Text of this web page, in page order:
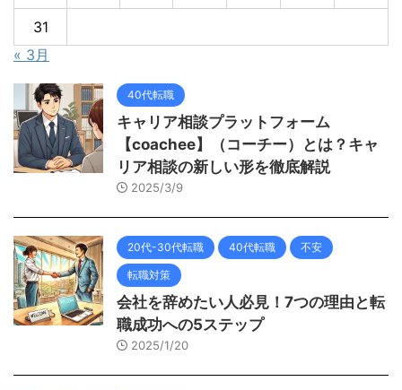
31
« 3月
40代転職
キャリア相談プラットフォーム
【coachee】（コーチー）とは？キャ
リア相談の新しい形を徹底解説
2025/3/9
20代-30代転職 40代転職 不安
転職対策
会社を辞めたい人必見！7つの理由と転
職成功への5ステップ
2025/1/20